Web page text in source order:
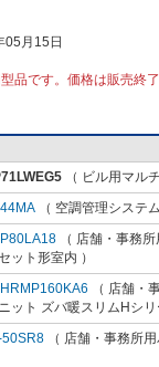
05月15日
品です。価格は販売終
（ ビル用マル
（ 空調管理システ
（ 店舗・事務
ット形室内 ）
（ 店舗・
ット ズバ暖スリムHシ
（ 店舗・事務所